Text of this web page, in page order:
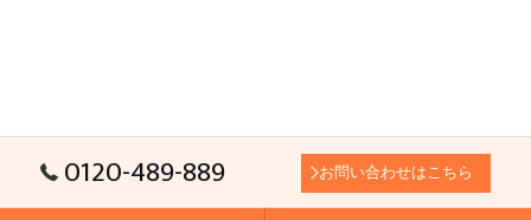
0120-489-889 お問い合わせはこちら